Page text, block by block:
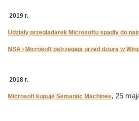
2019 r.
Udziały przeglądarek Microsoftu spadły do
NSA i Microsoft ostrzegają przed dziurą w
2018 r.
Microsoft kupuje Semantic Machines, 25